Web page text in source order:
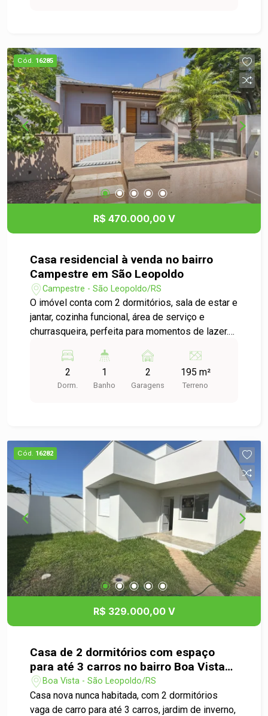
Cód. 16285
R$ 470.000,00 V
Casa residencial à venda no bairro
Campestre em São Leopoldo
Campestre - São Leopoldo/RS
O imóvel conta com 2 dormitórios, sala de estar e
jantar, cozinha funcional, área de serviço e
churrasqueira, perfeita para momentos de lazer.
frontal arborizado, trazendo charme, privacidade
e contato com a natureza. Um imóvel acolhedor,
bem distribuído e pronto para receber sua família.
2
Dorm.
1
Banho
2
Garagens
195 m²
Terreno
Cód. 16282
R$ 329.000,00 V
Casa de 2 dormitórios com espaço
para até 3 carros no bairro Boa Vista
em São Leopoldo.
Boa Vista - São Leopoldo/RS
Casa nova nunca habitada, com 2 dormitórios
vaga de carro para até 3 carros, jardim de inverno,